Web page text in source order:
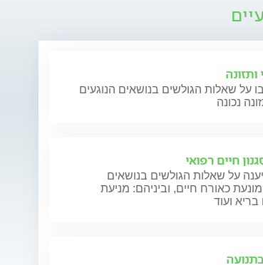
ותזונה
על שאלות הגולשים בנושאים הנוגעים
נכונה
חיים רפואי
על שאלות הגולשים בנושאים
כאורח חיים, וביניהם: מניעת
בריא ועוד